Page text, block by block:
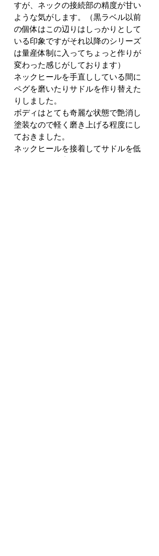
すが、ネックの接続部の精度が甘い
ような気がします。（黒ラベル以前
の個体はこの辺りはしっかりとして
いる印象ですがそれ以降のシリーズ
は量産体制に入ってちょっと作りが
変わった感じがしております）
ネックヒールを手直ししている間に
ペグを磨いたりサドルを作り替えた
りしました。
ボディはとても奇麗な状態で艶消し
塗装なので軽く磨き上げる程度にし
ておきました。
ネックヒールを接着してサドルを低